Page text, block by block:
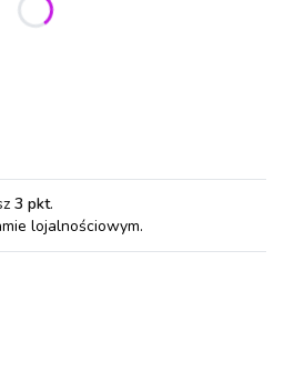
różnić się ceną
3 pkt.
lojalnościowym.